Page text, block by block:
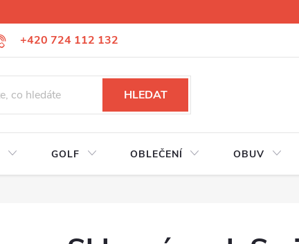
+420 724 112 132
Úprava lyžáků na míru
HLEDAT
GOLF OBLEČENÍ OBUV